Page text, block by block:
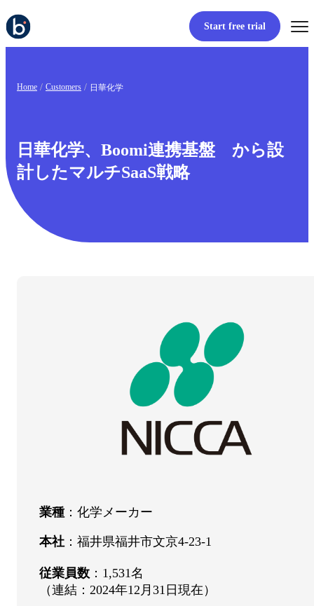
Start free trial
Home Customers 日華化学
日華化学、Boomi連携基盤 から設
計したマルチSaaS戦略
業種 ：化学メーカー
本社 ：福井県福井市文京4-23-1
従業員数 ：1,531名
（連結：2024年12月31日現在）